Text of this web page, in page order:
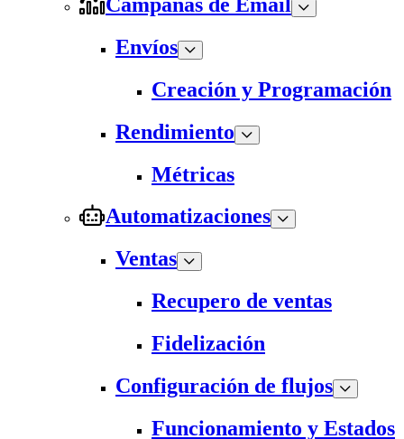
Envíos
Creación y Programación
Rendimiento
Métricas
Automatizaciones
Ventas
Recupero de ventas
Fidelización
Configuración de flujos
Funcionamiento y Estados